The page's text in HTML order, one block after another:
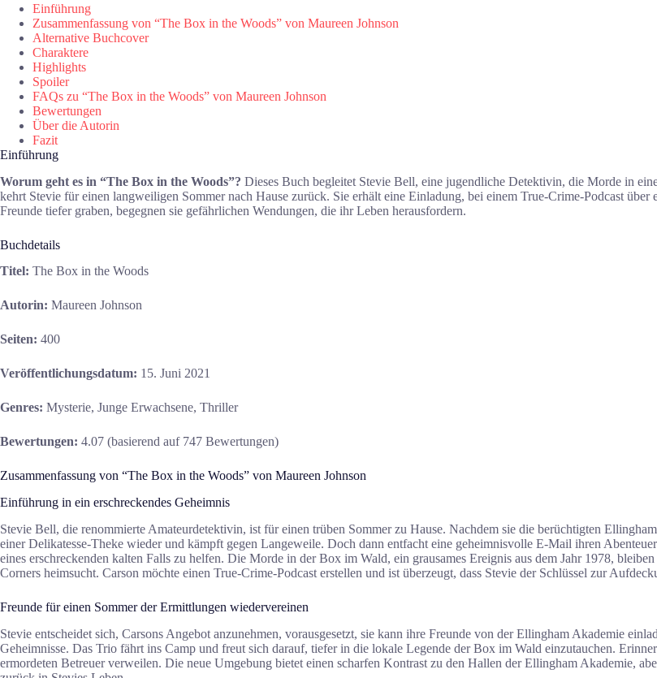
Einführung
Zusammenfassung von “The Box in the Woods” von Maureen Johnson
Alternative Buchcover
Charaktere
Highlights
Spoiler
FAQs zu “The Box in the Woods” von Maureen Johnson
Bewertungen
Über die Autorin
Fazit
Einführung
Worum geht es in “The Box in the Woods”? Dieses Buch begleitet Stevie Bell, eine jugendliche Detektivin, die Morde in
kehrt Stevie für einen langweiligen Sommer nach Hause zurück. Sie erhält eine Einladung, bei einem True-Crime-Podcast
Freunde tiefer graben, begegnen sie gefährlichen Wendungen, die ihr Leben herausfordern.
Buchdetails
Titel: The Box in the Woods
Autorin: Maureen Johnson
Seiten: 400
Veröffentlichungsdatum: 15. Juni 2021
Genres: Mysterie, Junge Erwachsene, Thriller
Bewertungen: 4.07 (basierend auf 747 Bewertungen)
Zusammenfassung von “The Box in the Woods” von Maureen Johnson
Einführung in ein erschreckendes Geheimnis
Stevie Bell, die renommierte Amateurdetektivin, ist für einen trüben Sommer zu Hause. Nachdem sie die berüchtigten
einer Delikatesse-Theke wieder und kämpft gegen Langeweile. Doch dann entfacht eine geheimnisvolle E-Mail ihren
eines erschreckenden kalten Falls zu helfen. Die Morde in der Box im Wald, ein grausames Ereignis aus dem Jahr 1978,
Corners heimsucht. Carson möchte einen True-Crime-Podcast erstellen und ist überzeugt, dass Stevie der Schlüssel zur
Freunde für einen Sommer der Ermittlungen wiedervereinen
Stevie entscheidet sich, Carsons Angebot anzunehmen, vorausgesetzt, sie kann ihre Freunde von der Ellingham Akademie
Geheimnisse. Das Trio fährt ins Camp und freut sich darauf, tiefer in die lokale Legende der Box im Wald einzutauchen.
ermordeten Betreuer verweilen. Die neue Umgebung bietet einen scharfen Kontrast zu den Hallen der Ellingham Akademie,